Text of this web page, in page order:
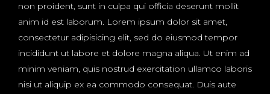
non proident, sunt in culpa qui officia deserunt mollit
anim id est laborum. Lorem ipsum dolor sit amet,
consectetur adipisicing elit, sed do eiusmod tempor
incididunt ut labore et dolore magna aliqua. Ut enim ad
minim veniam, quis nostrud exercitation ullamco laboris
nisi ut aliquip ex ea commodo consequat. Duis aute